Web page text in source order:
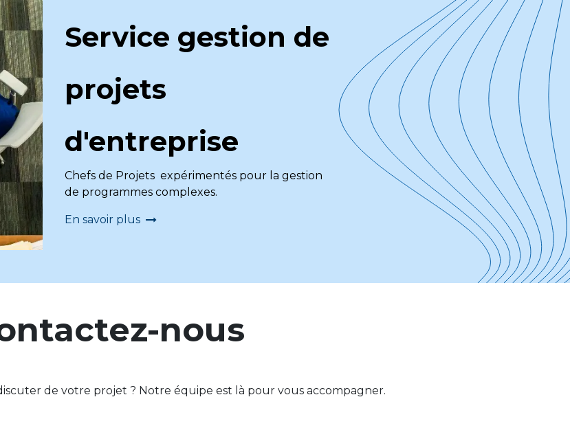
Service gestion de
projets
d'entreprise
Chefs de Projets expérimentés pour la gestion
de programmes complexes.
En savoir plus
nous
de votre projet ? Notre équipe est là pour vous accompagner.